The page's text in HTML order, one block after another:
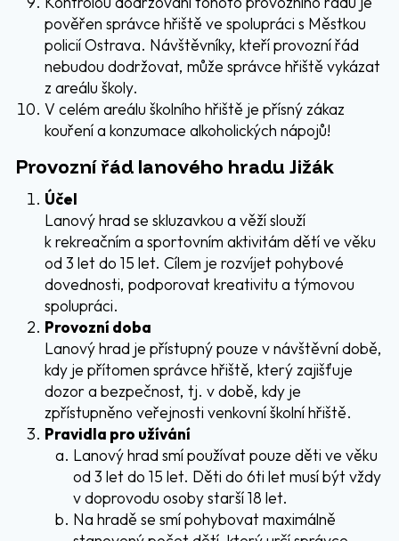
pověřen správce hřiště ve spolupráci s Městkou
policií Ostrava. Návštěvníky, kteří provozní řád
nebudou dodržovat, může správce hřiště vykázat
z areálu školy.
V celém areálu školního hřiště je přísný zákaz
kouření a konzumace alkoholických nápojů!
Provozní řád lanového hradu Jižák
Účel
Lanový hrad se skluzavkou a věží slouží
k rekreačním a sportovním aktivitám dětí ve věku
od 3 let do 15 let. Cílem je rozvíjet pohybové
dovednosti, podporovat kreativitu a týmovou
spolupráci.
Provozní doba
Lanový hrad je přístupný pouze v návštěvní době,
kdy je přítomen správce hřiště, který zajišťuje
dozor a bezpečnost, tj. v době, kdy je
zpřístupněno veřejnosti venkovní školní hřiště.
Pravidla pro užívání
Lanový hrad smí používat pouze děti ve věku
od 3 let do 15 let. Děti do 6ti let musí být vždy
v doprovodu osoby starší 18 let.
Na hradě se smí pohybovat maximálně